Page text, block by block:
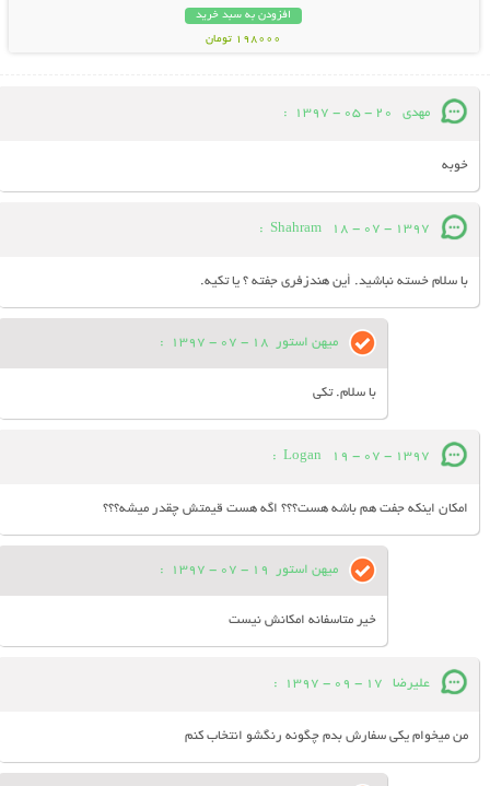
افزودن به سبد خرید
198000 تومان
مهدی 20 - 05 - 1397
:
خوبه
Shahram 18 - 07 - 1397
:
با سلام خسته نباشيد. أين هندزفرى جفته ؟ يا تكيه.
میهن استور 18 - 07 - 1397
:
با سلام. تکی
Logan 19 - 07 - 1397
:
امکان اینکه جفت هم باشه هست؟؟؟ اگه هست قیمتش چقدر میشه؟؟؟
میهن استور 19 - 07 - 1397
:
خیر متاسفانه امکانش نیست
علیرضا 17 - 09 - 1397
:
من میخوام یکی سفارش بدم چگونه رنگشو انتخاب کنم